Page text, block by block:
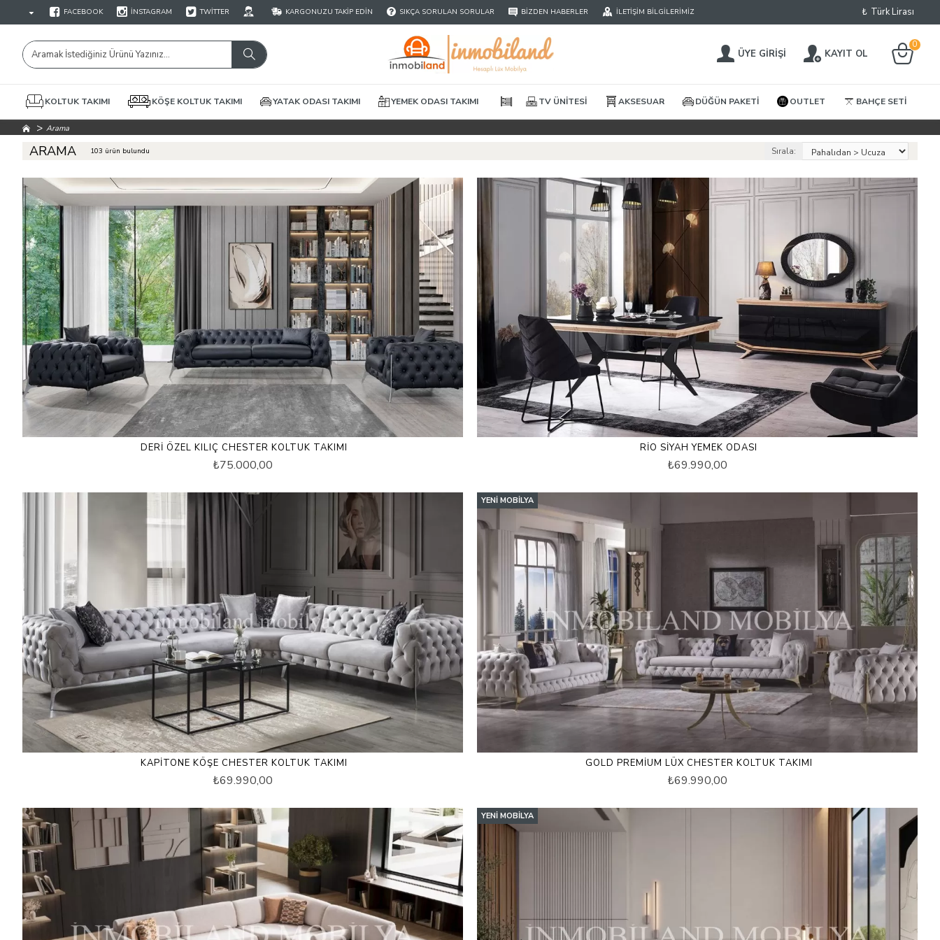
FACEBOOK İNSTAGRAM TWITTER KARGONUZU TAKIP EDIN SIKÇA SORULAN SORULAR BIZDEN HABERLER İLETIŞIM BILGILERIMIZ ₺ Türk Lirası
ÜYE GIRIŞI KAYIT OL
0
KOLTUK TAKIMI KÖŞE KOLTUK TAKIMI YATAK ODASI TAKIMI YEMEK ODASI TAKIMI TV ÜNITESI AKSESUAR DÜĞÜN PAKETI OUTLET BAHÇE SETI
Arama
ARAMA 103 ürün bulundu Sırala:
DERI ÖZEL KILIÇ CHESTER KOLTUK TAKIMI
₺75.000,00
RIO SIYAH YEMEK ODASI
₺69.990,00
KAPITONE KÖŞE CHESTER KOLTUK TAKIMI
₺69.990,00
YENI MOBILYA
GOLD PREMIUM LÜX CHESTER KOLTUK TAKIMI
₺69.990,00
YENI MOBILYA